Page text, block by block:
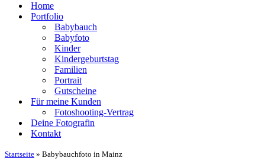
Home
Portfolio
Babybauch
Babyfoto
Kinder
Kindergeburtstag
Familien
Portrait
Gutscheine
Für meine Kunden
Fotoshooting-Vertrag
Deine Fotografin
Kontakt
Startseite » Babybauchfoto in Mainz